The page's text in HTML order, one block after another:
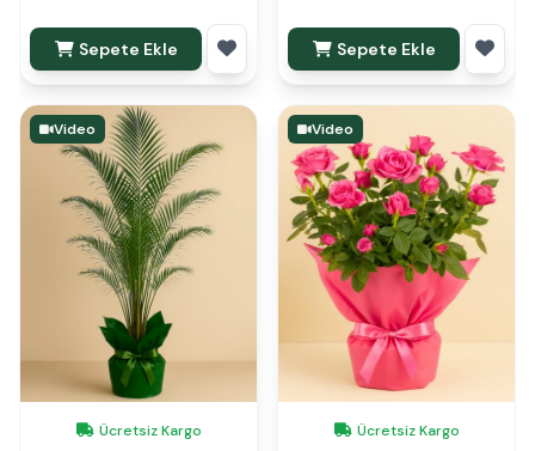
Sepete Ekle Sepete Ekle
Video
Ücretsiz Kargo
Video
Ücretsiz Kargo